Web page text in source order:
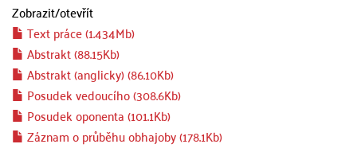
Zobrazit/otevřít
Text práce (1.434Mb)
Abstrakt (88.15Kb)
Abstrakt (anglicky) (86.10Kb)
Posudek vedoucího (308.6Kb)
Posudek oponenta (101.1Kb)
Záznam o průběhu obhajoby (178.1Kb)